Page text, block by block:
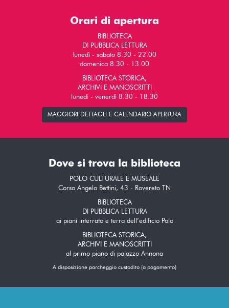
Orari di apertura
BIBLIOTECA
DI PUBBLICA LETTURA
lunedì - sabato 8.30 - 22.00
domenica 8.30 - 13.00
BIBLIOTECA STORICA,
ARCHIVI E MANOSCRITTI
lunedì - venerdì 8.30 - 18.30
MAGGIORI DETTAGLI E CALENDARIO APERTURA
Dove si trova la biblioteca
POLO CULTURALE E MUSEALE
Corso Angelo Bettini, 43 - Rovereto TN
BIBLIOTECA
DI PUBBLICA LETTURA
ai piani interrato e terra dell’edificio Polo
BIBLIOTECA STORICA,
ARCHIVI E MANOSCRITTI
al primo piano di palazzo Annona
A disposizione parcheggio custodito (a pagamento)